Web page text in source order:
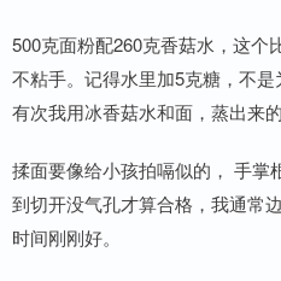
500克面粉配260克香菇水，这个
不粘手。记得水里加5克糖，不是
有次我用冰香菇水和面，蒸出来
揉面要像给小孩拍嗝似的， 手掌
到切开没气孔才算合格，我通常
时间刚刚好。